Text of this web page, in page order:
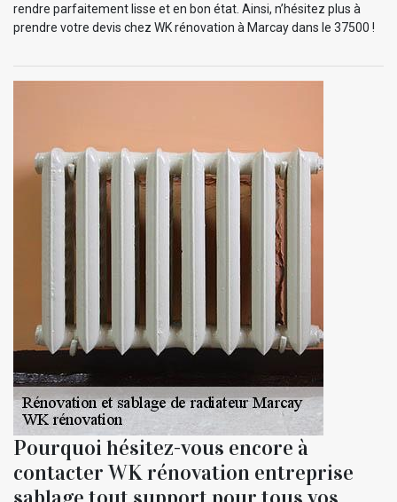
rendre parfaitement lisse et en bon état. Ainsi, n’hésitez plus à
prendre votre devis chez WK rénovation à Marcay dans le 37500 !
Pourquoi hésitez-vous encore à
contacter WK rénovation entreprise